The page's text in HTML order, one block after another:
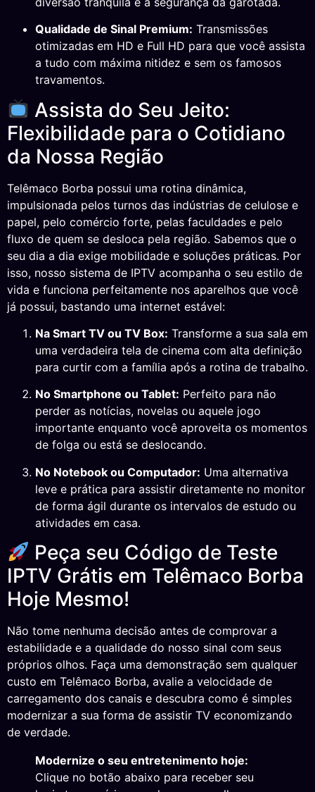
Qualidade de Sinal Premium: Transmissões
otimizadas em HD e Full HD para que você assista
a tudo com máxima nitidez e sem os famosos
travamentos.
Assista do Seu Jeito:
Flexibilidade para o Cotidiano
da Nossa Região
Telêmaco Borba possui uma rotina dinâmica,
impulsionada pelos turnos das indústrias de celulose e
papel, pelo comércio forte, pelas faculdades e pelo
fluxo de quem se desloca pela região. Sabemos que o
seu dia a dia exige mobilidade e soluções práticas. Por
isso, nosso sistema de IPTV acompanha o seu estilo de
vida e funciona perfeitamente nos aparelhos que você
já possui, bastando uma internet estável:
Na Smart TV ou TV Box: Transforme a sua sala em
uma verdadeira tela de cinema com alta definição
para curtir com a família após a rotina de trabalho.
No Smartphone ou Tablet: Perfeito para não
perder as notícias, novelas ou aquele jogo
importante enquanto você aproveita os momentos
de folga ou está se deslocando.
No Notebook ou Computador: Uma alternativa
leve e prática para assistir diretamente no monitor
de forma ágil durante os intervalos de estudo ou
atividades em casa.
Peça seu Código de Teste
IPTV Grátis em Telêmaco Borba
Hoje Mesmo!
Não tome nenhuma decisão antes de comprovar a
estabilidade e a qualidade do nosso sinal com seus
próprios olhos. Faça uma demonstração sem qualquer
custo em Telêmaco Borba, avalie a velocidade de
carregamento dos canais e descubra como é simples
modernizar a sua forma de assistir TV economizando
de verdade.
Modernize o seu entretenimento hoje:
Clique no botão abaixo para receber seu